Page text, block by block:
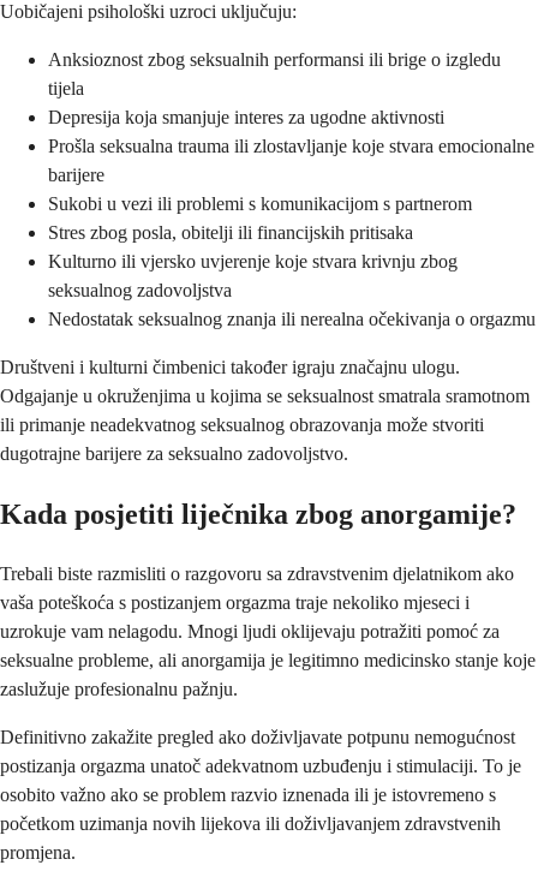
Uobičajeni psihološki uzroci uključuju:
Anksioznost zbog seksualnih performansi ili brige o izgledu
tijela
Depresija koja smanjuje interes za ugodne aktivnosti
Prošla seksualna trauma ili zlostavljanje koje stvara emocionalne
barijere
Sukobi u vezi ili problemi s komunikacijom s partnerom
Stres zbog posla, obitelji ili financijskih pritisaka
Kulturno ili vjersko uvjerenje koje stvara krivnju zbog
seksualnog zadovoljstva
Nedostatak seksualnog znanja ili nerealna očekivanja o orgazmu
Društveni i kulturni čimbenici također igraju značajnu ulogu.
Odgajanje u okruženjima u kojima se seksualnost smatrala sramotnom
ili primanje neadekvatnog seksualnog obrazovanja može stvoriti
dugotrajne barijere za seksualno zadovoljstvo.
Kada posjetiti liječnika zbog anorgamije?
Trebali biste razmisliti o razgovoru sa zdravstvenim djelatnikom ako
vaša poteškoća s postizanjem orgazma traje nekoliko mjeseci i
uzrokuje vam nelagodu. Mnogi ljudi oklijevaju potražiti pomoć za
seksualne probleme, ali anorgamija je legitimno medicinsko stanje koje
zaslužuje profesionalnu pažnju.
Definitivno zakažite pregled ako doživljavate potpunu nemogućnost
postizanja orgazma unatoč adekvatnom uzbuđenju i stimulaciji. To je
osobito važno ako se problem razvio iznenada ili je istovremeno s
početkom uzimanja novih lijekova ili doživljavanjem zdravstvenih
promjena.